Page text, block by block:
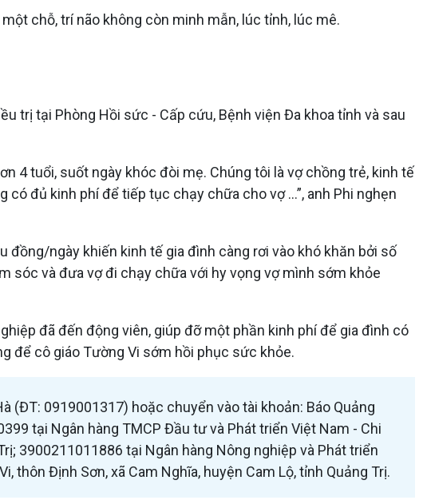
chỗ, trí não không còn minh mẫn, lúc tỉnh, lúc mê.
trị tại Phòng Hồi sức - Cấp cứu, Bệnh viện Đa khoa tỉnh và sau
4 tuổi, suốt ngày khóc đòi mẹ. Chúng tôi là vợ chồng trẻ, kinh tế
có đủ kinh phí để tiếp tục chạy chữa cho vợ …”, anh Phi nghẹn
ngày khiến kinh tế gia đình càng rơi vào khó khăn bởi số
sóc và đưa vợ đi chạy chữa với hy vọng vợ mình sớm khỏe
đã đến động viên, giúp đỡ một phần kinh phí để gia đình có
để cô giáo Tường Vi sớm hồi phục sức khỏe.
(ĐT: 0919001317) hoặc chuyển vào tài khoản: Báo Quảng
tại Ngân hàng TMCP Đầu tư và Phát triển Việt Nam - Chi
3900211011886 tại Ngân hàng Nông nghiệp và Phát triển
thôn Định Sơn, xã Cam Nghĩa, huyện Cam Lộ, tỉnh Quảng Trị.